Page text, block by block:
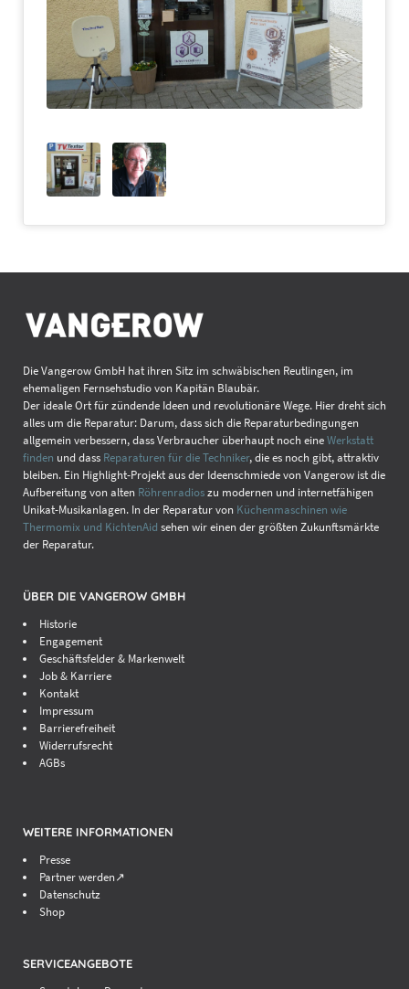
Die Vangerow GmbH hat ihren Sitz im schwäbischen Reutlingen, im
ehemaligen Fernsehstudio von Kapitän Blaubär.
Der ideale Ort für zündende Ideen und revolutionäre Wege. Hier dreht sich
alles um die Reparatur: Darum, dass sich die Reparaturbedingungen
allgemein verbessern, dass Verbraucher überhaupt noch eineWerkstatt
finden und dass Reparaturen für die Techniker, die es noch gibt, attraktiv
bleiben. Ein Highlight-Projekt aus der Ideenschmiede von Vangerow ist die
Aufbereitung von alten Röhrenradioszu modernen und internetfähigen
Unikat-Musikanlagen. In der Reparatur von Küchenmaschinen wie
Thermomix und KichtenAid sehen wir einen der größten Zukunftsmärkte
der Reparatur.
ÜBER DIE VANGEROW GMBH
Historie
Engagement
Geschäftsfelder & Markenwelt
Job & Karriere
Kontakt
Impressum
Barrierefreiheit
Widerrufsrecht
AGBs
WEITERE INFORMATIONEN
Presse
Partner werden↗
Datenschutz
Shop
SERVICEANGEBOTE